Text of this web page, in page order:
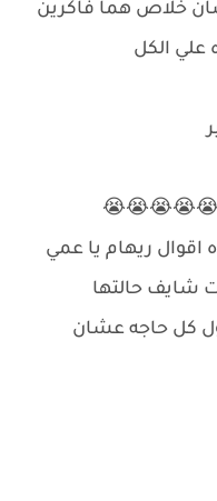
خلاص هما فاكرين
علي الكل
ريهام يا عمي
شايف حالتها
كل حاجه عشان